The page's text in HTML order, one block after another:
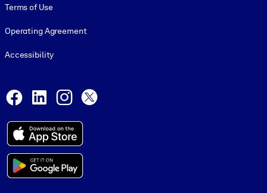
Terms of Use
Operating Agreement
Accessibility
Facebook
LinkedInInstagram